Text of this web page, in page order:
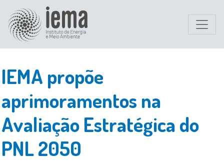
IEMA propõe
aprimoramentos na
Avaliação Estratégica do
PNL 2050